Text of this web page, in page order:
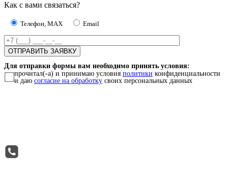
Как с вами связаться?
Телефон, MAX Email
Для отправки формы вам необходимо принять условия:
прочитал(-а) и принимаю условия политики конфиденциальности
и даю согласие на обработку своих персональных данных